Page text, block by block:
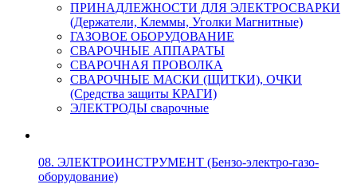
ПРИНАДЛЕЖНОСТИ ДЛЯ ЭЛЕКТРОСВАРКИ
(Держатели, Клеммы, Уголки Магнитные)
ГАЗОВОЕ ОБОРУДОВАНИЕ
СВАРОЧНЫЕ АППАРАТЫ
СВАРОЧНАЯ ПРОВОЛКА
СВАРОЧНЫЕ МАСКИ (ЩИТКИ), ОЧКИ
(Средства защиты КРАГИ)
ЭЛЕКТРОДЫ сварочные
08. ЭЛЕКТРОИНСТРУМЕНТ (Бензо-электро-газо-
оборудование)